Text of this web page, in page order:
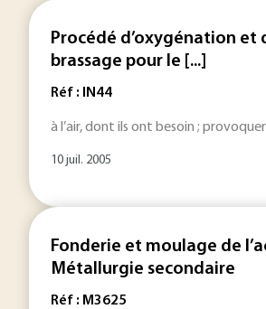
Procédé d’oxygénation et
brassage pour le [...]
Réf : IN44
à l’air, dont ils ont besoin ;
10 juil. 2005
Fonderie et moulage de
Métallurgie secondaire
Réf : M3625